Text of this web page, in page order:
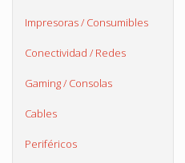
Impresoras / Consumibles
Conectividad / Redes
Gaming / Consolas
Cables
Periféricos